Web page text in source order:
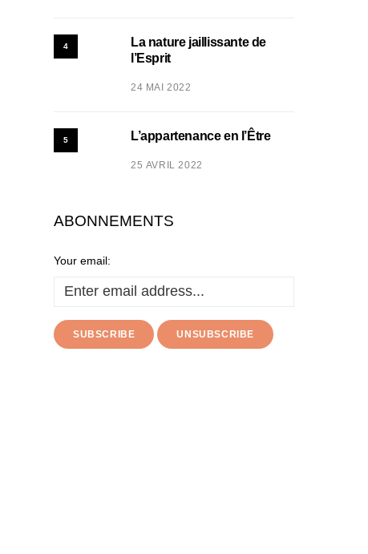
4
La nature jaillissante de
l’Esprit
24 MAI 2022
5 L’appartenance en l’Être
25 AVRIL 2022
ABONNEMENTS
Your email: